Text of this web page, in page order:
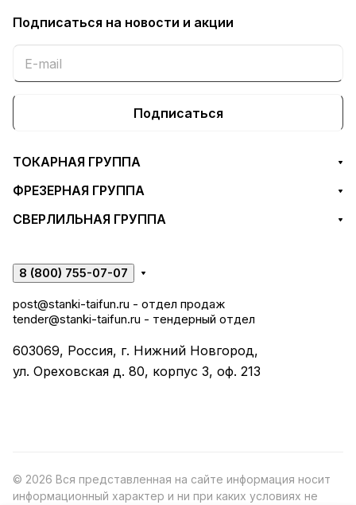
Подписаться на новости и акции
Подписаться
ТОКАРНАЯ ГРУППА
ФРЕЗЕРНАЯ ГРУППА
СВЕРЛИЛЬНАЯ ГРУППА
8 (800) 755-07-07
post@stanki-taifun.ru - отдел продаж
tender@stanki-taifun.ru - тендерный отдел
603069, Россия, г. Нижний Новгород,
ул. Ореховская д. 80, корпус 3, оф. 213
© 2026 Вся представленная на сайте информация носит
информационный характер и ни при каких условиях не